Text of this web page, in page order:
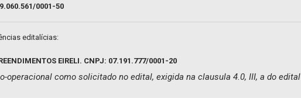
0001-50
editalícias:
EIRELI. CNPJ: 07.191.777/0001-20
operacional como solicitado no edital, exigida na clausula 4.0, III, a do edital